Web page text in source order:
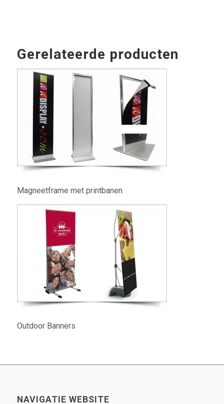
Gerelateerde producten
Magneetframe met printbanen
Outdoor Banners
NAVIGATIE WEBSITE